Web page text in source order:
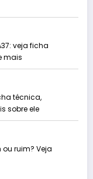
veja ficha
mais
técnica,
sobre ele
ou ruim? Veja